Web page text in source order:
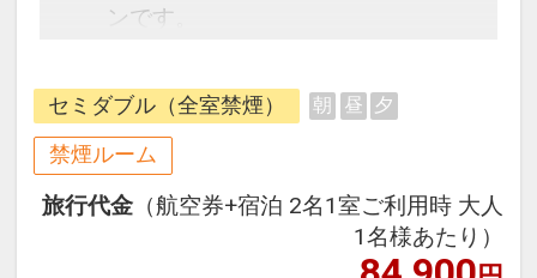
ンです。
できるダイナミックパッケージだか
ら、一都市滞在はもちろん周遊旅行
にも最適！
旅行期間中の1泊だけの宿泊や延
泊・飛び泊なども自由自在です。
フライトは、安心のJAL（または
セミダブル（全室禁煙） 朝 昼 夕
禁煙ルーム
旅行代金 （航空券+宿泊 2名1室ご利用時 大人
1名様あたり）